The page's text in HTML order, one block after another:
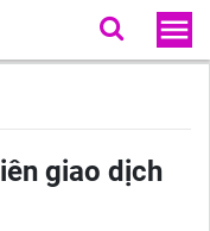
giao dịch